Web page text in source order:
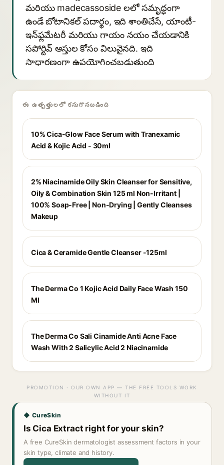
మరియు madecassoside లలో సమృద్ధంగా
ఉండే బోటానికల్ పదార్థం, ఇది శాంతిచేసే, యాంటీ-
ఇన్‌ఫ్లమేటరీ మరియు గాయం నయం చేయడానికి
సపోర్టివ్ ఆస్తుల కోసం విలువైనది. ఇది
సాధారణంగా ఉపయోగించబడుతుంది
ఈ ఉత్పత్తులలో కనుగొనబడింది
10% Cica-Glow Face Serum with Tranexamic
Acid & Kojic Acid - 30ml
2% Niacinamide Oily Skin Cleanser for Sensitive,
Oily & Combination Skin 125 ml Non-Irritant |
100% Soap-Free | Non-Drying | Gently Cleanses
Makeup
Cica & Ceramide Gentle Cleanser -125ml
The Derma Co 1 Kojic Acid Daily Face Wash 150
Ml
The Derma Co Sali Cinamide Anti Acne Face
Wash With 2 Salicylic Acid 2 Niacinamide
PROMOTION · OUR OWN APP — THE FREE TOOLS WORK
WITHOUT IT
◆ CureSkin
Is Cica Extract right for your skin?
A free CureSkin dermatologist assessment factors in your
skin type, climate and history.